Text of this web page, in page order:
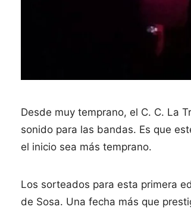
Desde muy temprano, el C. C. La
sonido para las bandas. Es que
el inicio sea más temprano.
Los sorteados para esta primera
de Sosa. Una fecha más que